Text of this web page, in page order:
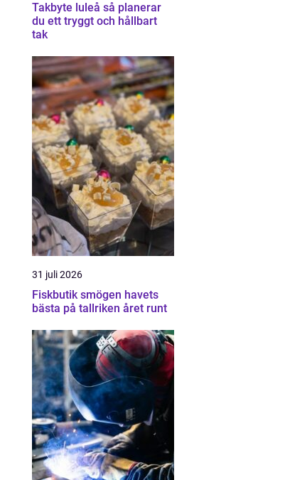
Takbyte luleå så planerar
du ett tryggt och hållbart
tak
31 juli 2026
Fiskbutik smögen havets
bästa på tallriken året runt